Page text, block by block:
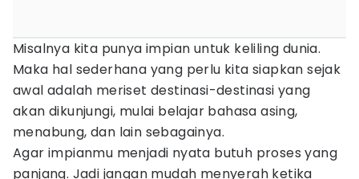
Misalnya kita punya impian untuk keliling dunia.
Maka hal sederhana yang perlu kita siapkan sejak
awal adalah meriset destinasi-destinasi yang
akan dikunjungi, mulai belajar bahasa asing,
menabung, dan lain sebagainya.
Agar impianmu menjadi nyata butuh proses yang
panjang. Jadi jangan mudah menyerah ketika